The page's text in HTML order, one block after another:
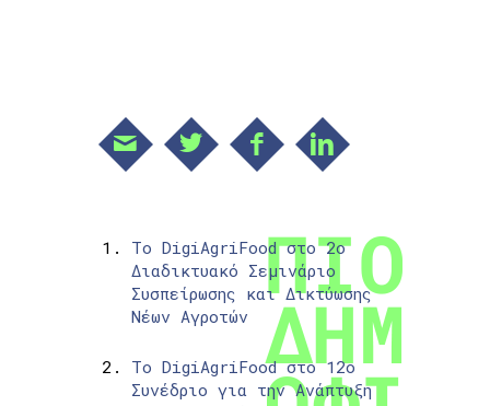
Το DigiAgriFood στο 2ο
Διαδικτυακό Σεμινάριο
Συσπείρωσης και Δικτύωσης
Νέων Αγροτών
Το DigiAgriFood στο 12ο
Συνέδριο για την Ανάπτυξη